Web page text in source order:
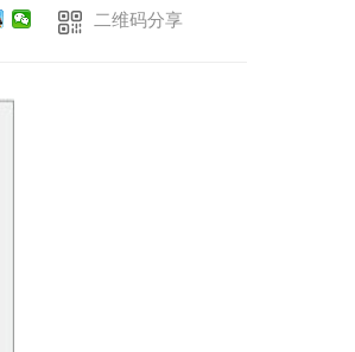
二维码分享